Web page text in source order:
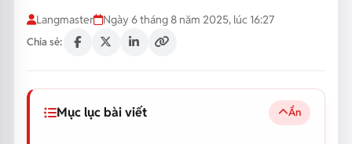
Langmaster Ngày 6 tháng 8 năm 2025, lúc 16:27
Chia sẻ:
Mục lục bài viết Ẩn